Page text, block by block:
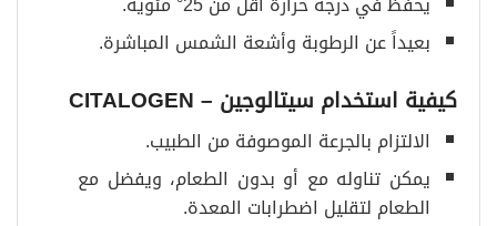
بعيداً عن الرطوبة وأشعة الشمس المباشرة.
كيفية استخدام سيتالوجين – CITALOGEN
الالتزام بالجرعة الموصوفة من الطبيب.
يمكن تناوله مع أو بدون الطعام، ويفضل مع
الطعام لتقليل اضطرابات المعدة.